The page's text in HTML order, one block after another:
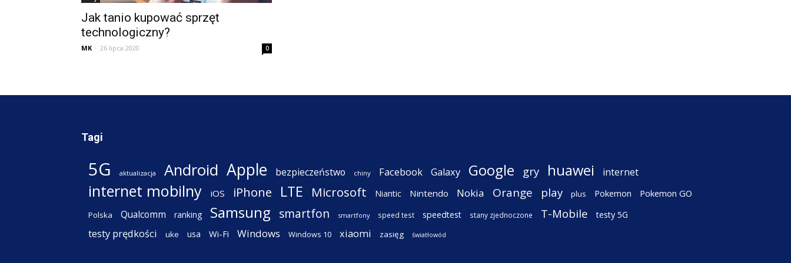
Jak tanio kupować sprzęt
technologiczny?
MK - 26 lipca 2020 0
Tagi
5G aktualizacja Android Apple bezpieczeństwo chiny Facebook Galaxy Google gry huawei internet
internet mobilny iOS iPhone LTE Microsoft Niantic Nintendo Nokia Orange play plus Pokemon Pokemon GO
Polska Qualcomm ranking Samsung smartfon smartfony speed test speedtest stany zjednoczone T-Mobile testy 5G
testy prędkości uke usa Wi-Fi Windows Windows 10 xiaomi zasięg światłowód